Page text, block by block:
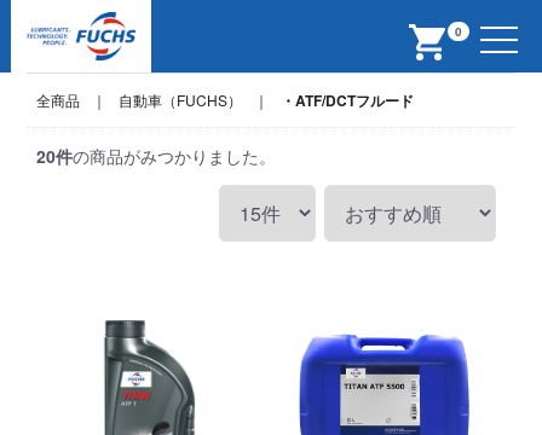
0 Menu
全商品 自動車（FUCHS） ・ATF/DCTフルード
20件の商品がみつかりました。